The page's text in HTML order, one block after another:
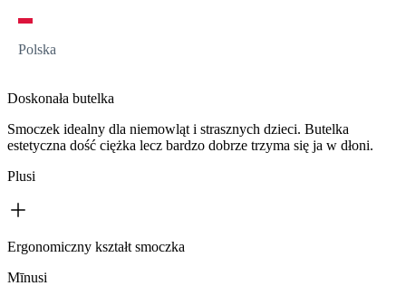
Polska
Doskonała butelka
Smoczek idealny dla niemowląt i strasznych dzieci. Butelka
estetyczna dość ciężka lecz bardzo dobrze trzyma się ja w dłoni.
Plusi
Ergonomiczny kształt smoczka
Mīnusi